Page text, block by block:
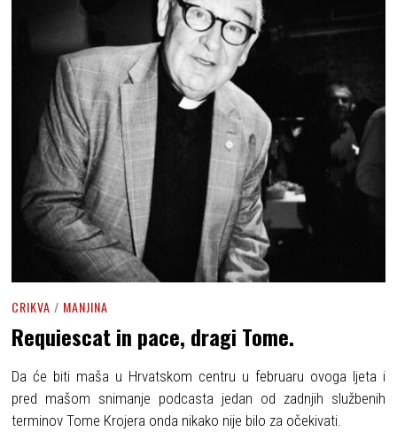
CRIKVA / MANJINA
Requiescat in pace, dragi Tome.
Da će biti maša u Hrvatskom centru u februaru ovoga ljeta i
pred mašom snimanje podcasta jedan od zadnjih službenih
terminov Tome Krojera onda nikako nije bilo za očekivati.